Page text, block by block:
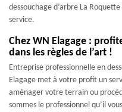
dessouchage d’arbre La
service.
Chez WN Elagage :
dans les règles de l’art !
Entreprise professionnelle en
Elagage met à votre profit un
aménager votre terrain ou
sommes le professionnel qu’il